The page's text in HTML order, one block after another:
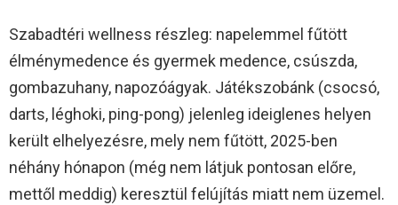
Szabadtéri wellness részleg: napelemmel fűtött
élménymedence és gyermek medence, csúszda,
gombazuhany, napozóágyak. Játékszobánk (csocsó,
darts, léghoki, ping-pong) jelenleg ideiglenes helyen
került elhelyezésre, mely nem fűtött, 2025-ben
néhány hónapon (még nem látjuk pontosan előre,
mettől meddig) keresztül felújítás miatt nem üzemel.